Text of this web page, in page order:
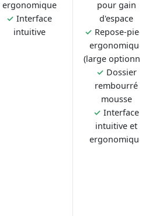
ergonomique
✓ Interface
intuitive
pour gain
d'espace
✓ Repose-pieds
ergonomique
(large optionnel)
✓ Dossier
rembourré
mousse
✓ Interface
intuitive et
ergonomique